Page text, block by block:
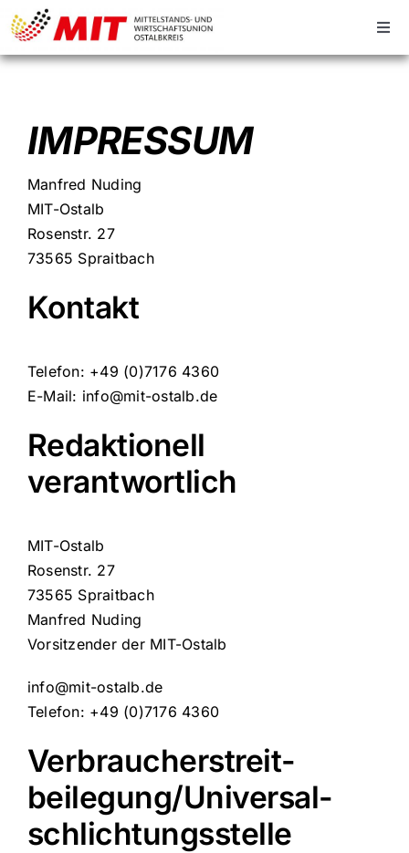
Zum
Inhalt
springen
IMPRESSUM
Manfred Nuding
MIT-Ostalb
Rosenstr. 27
73565 Spraitbach
Kontakt
Telefon: +49 (0)7176 4360
E-Mail: info@mit-ostalb.de
Redaktionell
verantwortlich
MIT-Ostalb
Rosenstr. 27
73565 Spraitbach
Manfred Nuding
Vorsitzender der MIT-Ostalb
info@mit-ostalb.de
Telefon: +49 (0)7176 4360
Verbraucher­streit­
beilegung/Universal­
schlichtungs­stelle